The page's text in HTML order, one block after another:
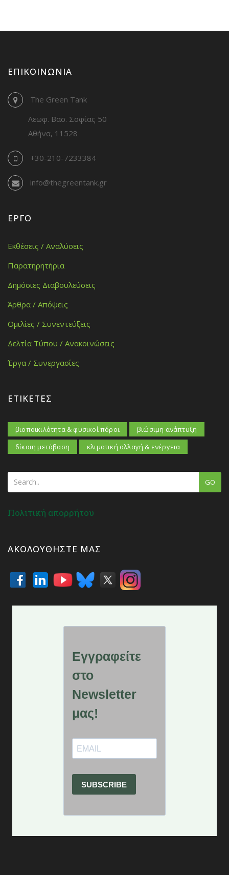
ΕΠΙΚΟΙΝΩΝΊΑ
The Green Tank
Λεωφ. Βασ. Σοφίας 50
Αθήνα, 11528
+30-210-7233384
info@thegreentank.gr
ΈΡΓΟ
Εκθέσεις / Αναλύσεις
Παρατηρητήρια
Δημόσιες Διαβουλεύσεις
Άρθρα / Απόψεις
Ομιλίες / Συνεντεύξεις
Δελτία Τύπου / Ανακοινώσεις
Έργα / Συνεργασίες
ΕΤΙΚΈΤΕΣ
βιοποικιλότητα & φυσικοί πόροι
βιώσιμη ανάπτυξη
δίκαιη μετάβαση
κλιματική αλλαγή & ενέργεια
GO
Πολιτική απορρήτου
ΑΚΟΛΟΥΘΉΣΤΕ ΜΑΣ